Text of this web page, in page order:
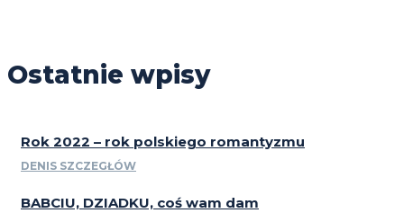
Ostatnie wpisy
Rok 2022 – rok polskiego romantyzmu
DENIS SZCZEGŁÓW
BABCIU, DZIADKU, coś wam dam